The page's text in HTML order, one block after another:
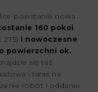
powstanie nowa
160 pokoi
275) i nowoczesne
powierzchni ok.
się też
i taras na
robót i oddanie